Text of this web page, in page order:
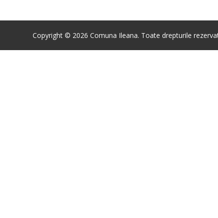
Copyright © 2026 Comuna Ileana. Toate drepturile